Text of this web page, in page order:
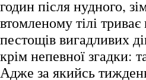
годин після нудного,
втомленому тілі
пестощів вигадливих
крім непевної
Адже за якийсь